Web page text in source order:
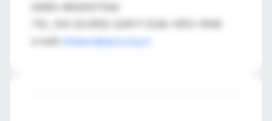
AIRES. ARGENTINA
TEL. (54-11) 4952-1249 Y 1534 / 4951-9434
e-mail:
eduapsa@apsa.org.ar